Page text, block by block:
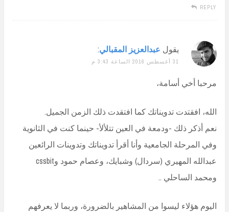
REPLY
يقول عبدالعزيز المقبالي:
31 أغسطس 2016 الساعة 3:43 م
مرحبا أخي أسامة،
الله، افقتدت تدويناتك كما افتقدت ذلك الزمن الجميل.
نعم أذكر ذلك -ودمعة في العين تتلألأ- حينما كنت في الثانوية
وفي المرحلة الجامعية وأنا أقرأ تدويناتك وتدوينات الرائعين
عبدالله المهيري (سردال) وشبايك، وعصام حمود وcssbit
ومحمد الساحلي ..
اليوم هؤلاء ليسوا من المشاهير بالضرورة، وربما لا يعرفهم